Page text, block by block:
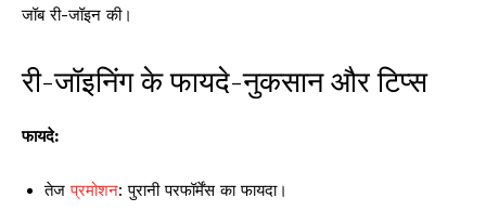
जॉब री-जॉइन की।
री-जॉइनिंग के फायदे-नुकसान और टिप्स
फायदे:
तेजप्रमोशन: पुरानी परफॉर्मेंस का फायदा।